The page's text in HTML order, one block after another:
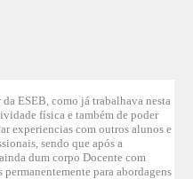
ESEB, como já trabalhava nesta
física e também de poder
experiencias com outros alunos e
sendo que após a
dum corpo Docente com
para abordagens